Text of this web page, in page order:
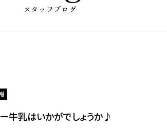
スタッフブログ
牛乳はいかがでしょうか♪